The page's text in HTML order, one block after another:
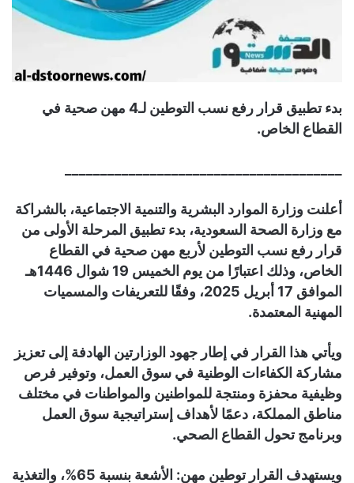
بدء تطبيق قرار رفع نسب التوطين لـ4 مهن صحية في
القطاع الخاص.
أعلنت وزارة الموارد البشرية والتنمية الاجتماعية، بالشراكة
مع وزارة الصحة السعودية، بدء تطبيق المرحلة الأولى من
قرار رفع نسب التوطين لأربع مهن صحية في القطاع
الخاص، وذلك اعتبارًا من يوم الخميس 19 شوال 1446هـ
الموافق 17 أبريل 2025، وفقًا للتعريفات والمسميات
المهنية المعتمدة.
ويأتي هذا القرار في إطار جهود الوزارتين الهادفة إلى تعزيز
مشاركة الكفاءات الوطنية في سوق العمل، وتوفير فرص
وظيفية محفزة ومنتجة للمواطنين والمواطنات في مختلف
مناطق المملكة، دعمًا لأهداف إستراتيجية سوق العمل
وبرنامج تحول القطاع الصحي.
ويستهدف القرار توطين مهن: الأشعة بنسبة 65%، والتغذية